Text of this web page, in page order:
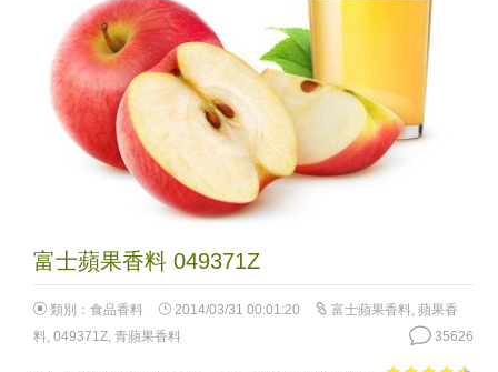
富士蘋果香料 049371Z
類別： 食品香料 2014/03/31 00:01:20 富士蘋果香料, 蘋果香
料, 049371Z, 青蘋果香料 35626